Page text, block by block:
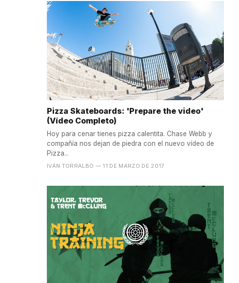
Pizza Skateboards: 'Prepare the video'
(Vídeo Completo)
Hoy para cenar tienes pizza calentita. Chase Webb y
compañía nos dejan de piedra con el nuevo vídeo de
Pizza...
IVÁN TORRALBO — 11 DE MARZO DE 2017